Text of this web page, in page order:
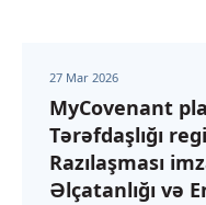
27 Mar 2026
MyCovenant
Tərəfdaşlığı
Razılaşması
Əlçatanlığı və